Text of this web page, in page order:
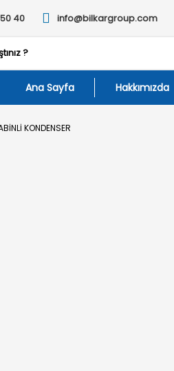
40 info@bilkargroup.com
Ana Sayfa Hakkımızda
KONDENSER